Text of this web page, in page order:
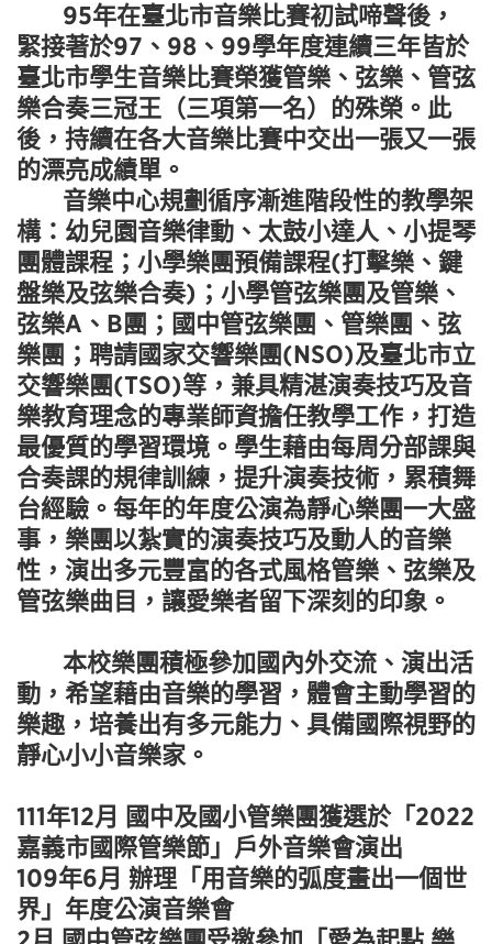
95年在臺北市音樂比賽初試啼聲後，
緊接著於97、98、99學年度連續三年皆於
臺北市學生音樂比賽榮獲管樂、弦樂、管弦
樂合奏三冠王（三項第一名）的殊榮。此
後，持續在各大音樂比賽中交出一張又一張
的漂亮成績單。
音樂中心規劃循序漸進階段性的教學架
構：幼兒園音樂律動、太鼓小達人、小提琴
團體課程；小學樂團預備課程(打擊樂、鍵
盤樂及弦樂合奏)；小學管弦樂團及管樂、
弦樂A、B團；國中管弦樂團、管樂團、弦
樂團；聘請國家交響樂團(NSO)及臺北市立
交響樂團(TSO)等，兼具精湛演奏技巧及音
樂教育理念的專業師資擔任教學工作，打造
最優質的學習環境。學生藉由每周分部課與
合奏課的規律訓練，提升演奏技術，累積舞
台經驗。每年的年度公演為靜心樂團一大盛
事，樂團以紮實的演奏技巧及動人的音樂
性，演出多元豐富的各式風格管樂、弦樂及
管弦樂曲目，讓愛樂者留下深刻的印象。
本校樂團積極參加國內外交流、演出活
動，希望藉由音樂的學習，體會主動學習的
樂趣，培養出有多元能力、具備國際視野的
靜心小小音樂家。
111年12月 國中及國小管樂團獲選於「2022
嘉義市國際管樂節」戶外音樂會演出
109年6月 辦理「用音樂的弧度畫出一個世
界」年度公演音樂會